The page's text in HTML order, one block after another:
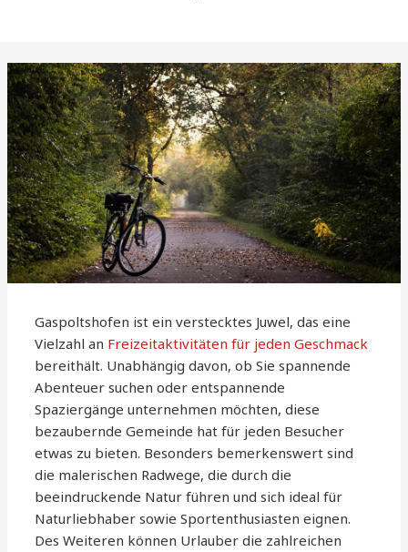
Gaspoltshofen ist ein verstecktes Juwel, das eine
Vielzahl an Freizeitaktivitäten für jeden Geschmack
bereithält. Unabhängig davon, ob Sie spannende
Abenteuer suchen oder entspannende
Spaziergänge unternehmen möchten, diese
bezaubernde Gemeinde hat für jeden Besucher
etwas zu bieten. Besonders bemerkenswert sind
die malerischen Radwege, die durch die
beeindruckende Natur führen und sich ideal für
Naturliebhaber sowie Sportenthusiasten eignen.
Des Weiteren können Urlauber die zahlreichen